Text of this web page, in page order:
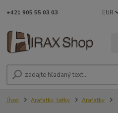
EUR
+421 905 55 03 03
Úvod Arafatky, šatky Arafatky